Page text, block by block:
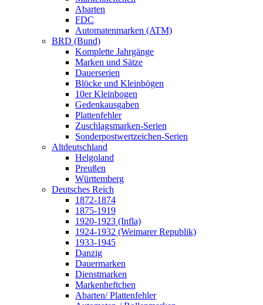
Abarten
FDC
Automatenmarken (ATM)
BRD (Bund)
Komplette Jahrgänge
Marken und Sätze
Dauerserien
Blöcke und Kleinbögen
10er Kleinbogen
Gedenkausgaben
Plattenfehler
Zuschlagsmarken-Serien
Sonderpostwertzeichen-Serien
Altdeutschland
Helgoland
Preußen
Württemberg
Deutsches Reich
1872-1874
1875-1919
1920-1923 (Infla)
1924-1932 (Weimarer Republik)
1933-1945
Danzig
Dauermarken
Dienstmarken
Markenheftchen
Abarten/ Plattenfehler